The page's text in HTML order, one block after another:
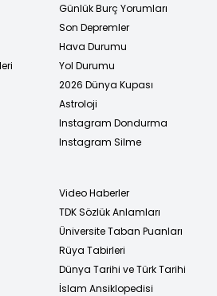
Günlük Burç Yorumları
Son Depremler
Hava Durumu
Yol Durumu
2026 Dünya Kupası
Astroloji
Instagram Dondurma
Instagram Silme
Video Haberler
TDK Sözlük Anlamları
Üniversite Taban Puanları
Rüya Tabirleri
Dünya Tarihi ve Türk Tarihi
İslam Ansiklopedisi